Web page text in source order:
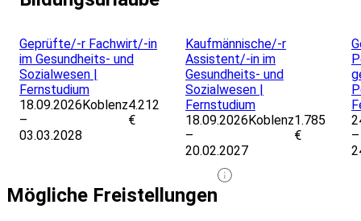
Geprüfte/-r Fachwirt/-in
im Gesundheits- und
Sozialwesen |
Fernstudium
18.09.2026
–
03.03.2028
Koblenz4.212
€
Kaufmännische/-r
Assistent/-in im
Gesundheits- und
Sozialwesen |
Fernstudium
18.09.2026
–
20.02.2027
Koblenz1.785
€
–
Mögliche Freistellungen